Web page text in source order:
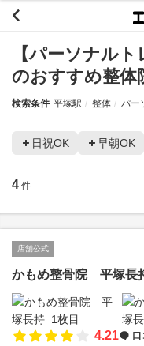
【パーソナル
のおすすめ整体
検索条件 平塚駅 整体 パー
日祝OK 早朝OK
4 件
店舗公式
かもめ整骨院 平塚長
4.21 口